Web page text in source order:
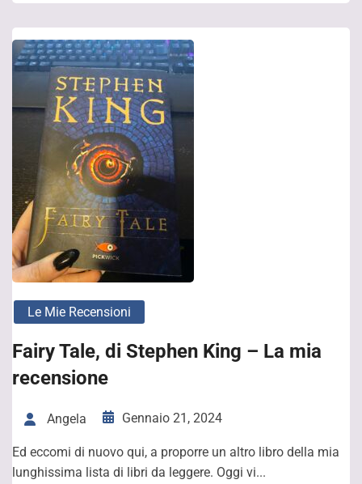
Le Mie Recensioni
Fairy Tale, di Stephen King – La mia
recensione
Angela Gennaio 21, 2024
Ed eccomi di nuovo qui, a proporre un altro libro della mia
lunghissima lista di libri da leggere. Oggi vi...